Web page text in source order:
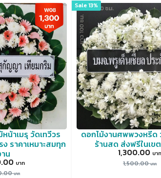
น้าเมรุ วัดเทวีวร
ราคาเหมาะสมทุก
น
Sale 13%
ดอกไม้งานศพพวงหรี
ร้านสด ส่งฟรีในเข
1,500.00
1,300.00